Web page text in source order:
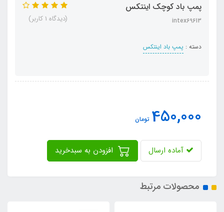
پمپ باد کوچک اینتکس
intex69613
دسته : پمپ باد اینتکس
(دیدگاه 1 کاربر)
450,000 تومان
آماده ارسال
محصولات مرتبط